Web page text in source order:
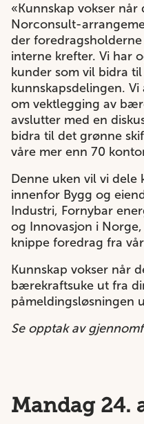
«Kunnskap vokser når
Norconsult-
der
interne krefter. Vi har
kunder som vil bidra
kunnskapsdelingen.
om vektlegging av
avslutter med en
bidra til det grønne
våre mer enn 70
Denne uken vil vi dele
innenfor Bygg og
Industri, Fornybar
og Innovasjon i
knippe foredrag fra
Kunnskap vokser når
bærekraftsuke ut fra
påmeldingsløsningen
Se opptak av
Mandag 24.